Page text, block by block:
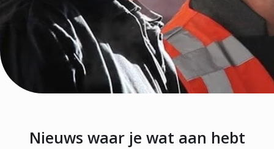
Nieuws waar je wat aan hebt